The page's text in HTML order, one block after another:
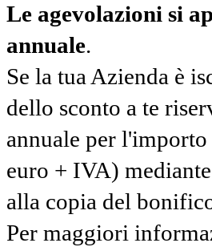
Le agevolazioni si
annuale.
Se la tua Azienda è
dello sconto a te
annuale per
euro + IVA)
alla copia del
Per maggiori